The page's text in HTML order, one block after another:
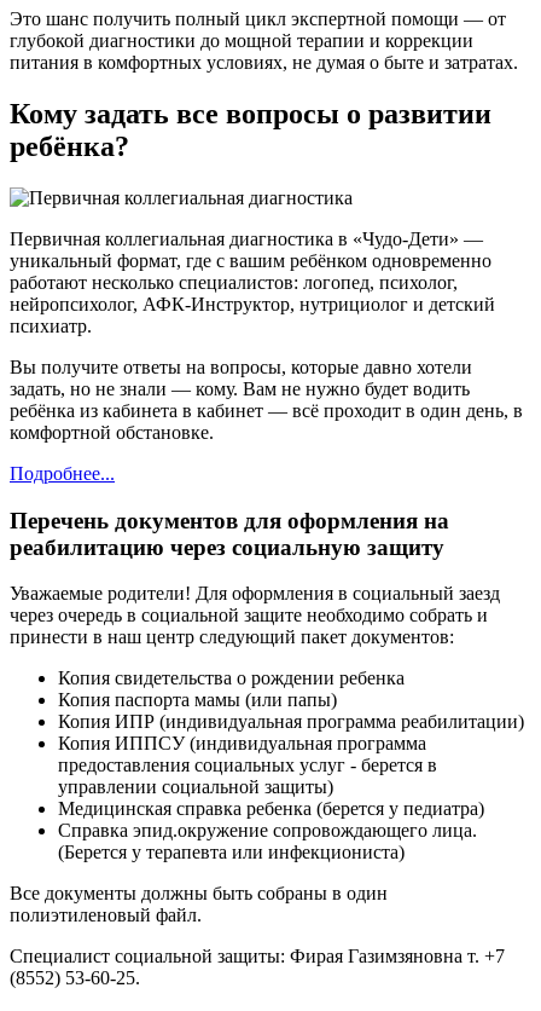
Это шанс получить полный цикл экспертной помощи — от
глубокой диагностики до мощной терапии и коррекции
питания в комфортных условиях, не думая о быте и затратах.
Кому задать все вопросы о развитии
ребёнка?
Первичная коллегиальная диагностика в «Чудо-Дети» —
уникальный формат, где с вашим ребёнком одновременно
работают несколько специалистов: логопед, психолог,
нейропсихолог, АФК-Инструктор, нутрициолог и детский
психиатр.
Вы получите ответы на вопросы, которые давно хотели
задать, но не знали — кому. Вам не нужно будет водить
ребёнка из кабинета в кабинет — всё проходит в один день, в
комфортной обстановке.
Подробнее...
Перечень документов для оформления на
реабилитацию через социальную защиту
Уважаемые родители! Для оформления в социальный заезд
через очередь в социальной защите необходимо собрать и
принести в наш центр следующий пакет документов:
Копия свидетельства о рождении ребенка
Копия паспорта мамы (или папы)
Копия ИПР (индивидуальная программа реабилитации)
Копия ИППСУ (индивидуальная программа
предоставления социальных услуг - берется в
управлении социальной защиты)
Медицинская справка ребенка (берется у педиатра)
Справка эпид.окружение сопровождающего лица.
(Берется у терапевта или инфекциониста)
Все документы должны быть собраны в один
полиэтиленовый файл.
Специалист социальной защиты: Фирая Газимзяновна т. +7
(8552) 53-60-25.